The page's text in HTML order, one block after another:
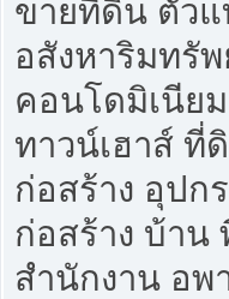
ขายที่ดิน ตัว
อสังหาริมทรั
คอนโดมิเนีย
ทาวน์เฮาส์ ที่
ก่อสร้าง อุปก
ก่อสร้าง บ้าน
สำนักงาน อพ